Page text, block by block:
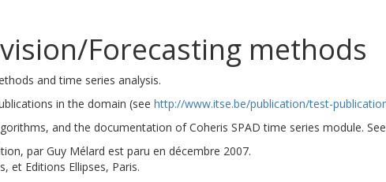
Forecasting methods
and time series analysis.
in the domain (see http://www.itse.be/publication/test-
and the documentation of Coheris SPAD time series module. See
par Guy Mélard est paru en décembre 2007.
et Editions Ellipses, Paris.